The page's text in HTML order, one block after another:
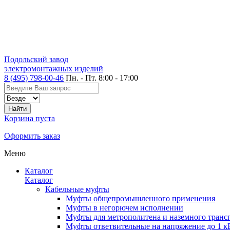
Подольский завод
электромонтажных изделий
8 (495) 798-00-46 Пн. - Пт. 8:00 - 17:00
Корзина пуста
Оформить заказ
Меню
Каталог
Каталог
Кабельные муфты
Муфты общепромышленного применения
Муфты в негорючем исполнении
Муфты для метрополитена и наземного
Муфты ответвительные на напряжение до 1